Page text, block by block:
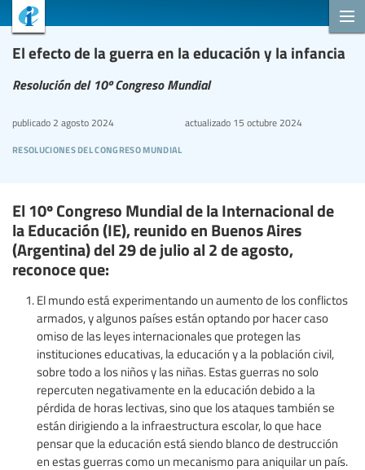
El efecto de la guerra en la educación y la infancia
Resolución del 10º Congreso Mundial
resoluciones del congreso mundial
publicado2 agosto 2024 actualizado15 octubre 2024
El 10º Congreso Mundial de la Internacional de
la Educación (IE), reunido en Buenos Aires
(Argentina) del 29 de julio al 2 de agosto,
reconoce que:
El mundo está experimentando un aumento de los conflictos
armados, y algunos países están optando por hacer caso
omiso de las leyes internacionales que protegen las
instituciones educativas, la educación y a la población civil,
sobre todo a los niños y las niñas. Estas guerras no solo
repercuten negativamente en la educación debido a la
pérdida de horas lectivas, sino que los ataques también se
están dirigiendo a la infraestructura escolar, lo que hace
pensar que la educación está siendo blanco de destrucción
en estas guerras como un mecanismo para aniquilar un país.